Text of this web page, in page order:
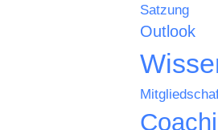
Satzung
Outlook